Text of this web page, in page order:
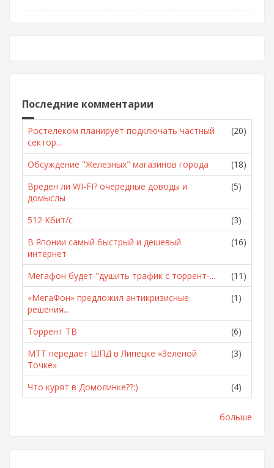
Последние комментарии
Ростелеком планирует подключать частный
сектор...
(20)
Обсуждение "Железных" магазинов города
(18)
Вреден ли WI-FI? очередные доводы и
домыслы
(5)
512 Кбит/с
(3)
В Японии самый быстрый и дешевый
интернет
(16)
Мегафон будет "душить трафик с торрент-...
(11)
«МегаФон» предложил антикризисные
решения...
(1)
Торрент ТВ
(6)
МТТ передает ШПД в Липецке «Зеленой
Точке»
(3)
Что курят в Домолинке??:) (4)
больше